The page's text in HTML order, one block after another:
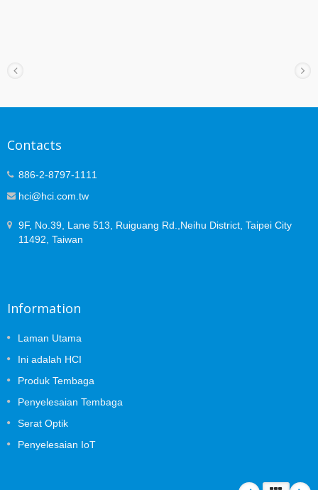
Contacts
886-2-8797-1111
hci@hci.com.tw
9F, No.39, Lane 513, Ruiguang Rd.,Neihu District, Taipei City
11492, Taiwan
Information
Laman Utama
Ini adalah HCI
Produk Tembaga
Penyelesaian Tembaga
Serat Optik
Penyelesaian IoT